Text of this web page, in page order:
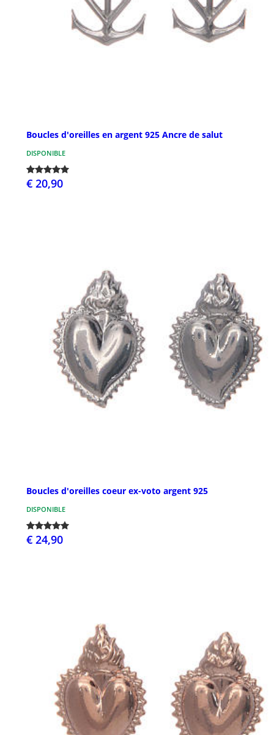
Boucles d'oreilles en argent 925 Ancre de salut
DISPONIBLE
€ 20,90
Boucles d'oreilles coeur ex-voto argent 925
DISPONIBLE
€ 24,90